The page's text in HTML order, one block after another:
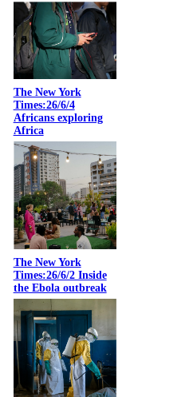
The New York
Times:26/6/4
Africans exploring
Africa
The New York
Times:26/6/2 Inside
the Ebola outbreak